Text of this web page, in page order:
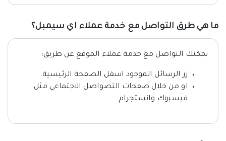
ما هي طرق التواصل مع خدمة عملاء اي سيمبل؟
يمكنك التواصل مع خدمة عملاء الموقع عن طريق:
زر الرسائل الموجود اسفل الصفحة الرئيسية.
او من خلال صفحات التصواصل الاجتماعي مثل
فيسبوك وانستجرام.